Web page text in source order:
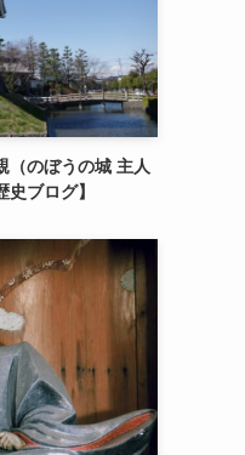
（のぼうの城 主人
ブログ】